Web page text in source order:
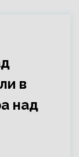
в
над